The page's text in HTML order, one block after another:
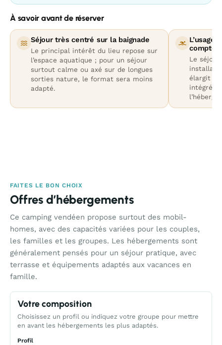
À savoir avant de réserver
Séjour très centré sur la baignade
Le principal intérêt du lieu repose sur
l’espace aquatique ; pour un séjour
surtout calme ou axé sur de longues
sorties nature, le format sera moins
adapté.
L’usage
compter
Le séjour
élargit
intégré
FAITES LE BON CHOIX
Offres d’hébergements
Ce camping vendéen propose surtout des mobil-
homes, avec des capacités variées pour les couples,
les familles et les groupes. Les hébergements sont
généralement pensés pour un séjour pratique, avec
terrasse et équipements adaptés aux vacances en
famille.
Votre composition
Choisissez un profil ou indiquez votre groupe pour mettre
en avant les hébergements les plus adaptés.
Profil